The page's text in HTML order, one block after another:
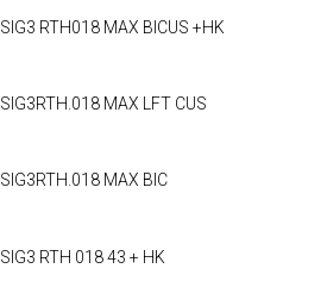
SIG3 RTH018 MAX BICUS +HK
SIG3RTH.018 MAX LFT CUS
SIG3RTH.018 MAX BIC
SIG3 RTH 018 43 + HK